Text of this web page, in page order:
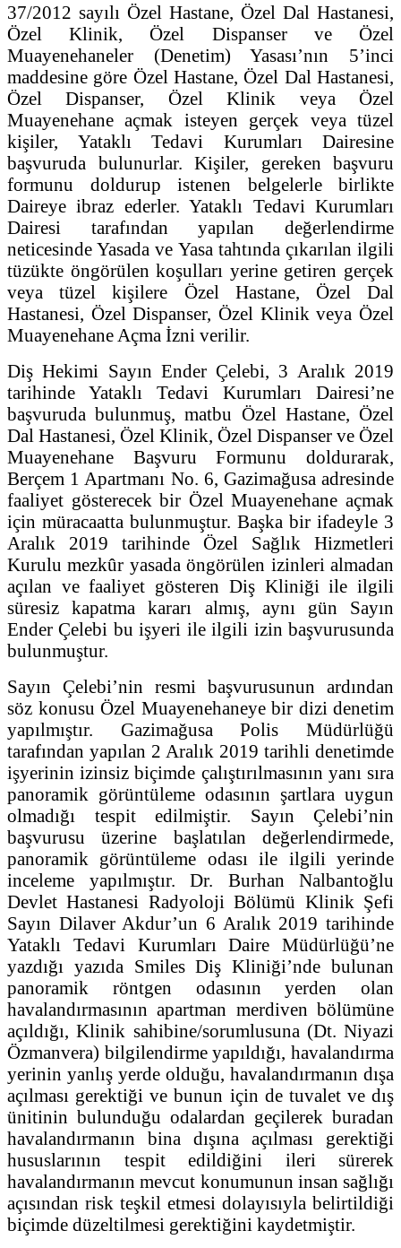
37/2012 sayılı Özel Hastane, Özel Dal Hastanesi,
Özel Klinik, Özel Dispanser ve Özel
Muayenehaneler (Denetim) Yasası’nın 5’inci
maddesine göre Özel Hastane, Özel Dal Hastanesi,
Özel Dispanser, Özel Klinik veya Özel
Muayenehane açmak isteyen gerçek veya tüzel
kişiler, Yataklı Tedavi Kurumları Dairesine
başvuruda bulunurlar. Kişiler, gereken başvuru
formunu doldurup istenen belgelerle birlikte
Daireye ibraz ederler. Yataklı Tedavi Kurumları
Dairesi tarafından yapılan değerlendirme
neticesinde Yasada ve Yasa tahtında çıkarılan ilgili
tüzükte öngörülen koşulları yerine getiren gerçek
veya tüzel kişilere Özel Hastane, Özel Dal
Hastanesi, Özel Dispanser, Özel Klinik veya Özel
Muayenehane Açma İzni verilir.
Diş Hekimi Sayın Ender Çelebi, 3 Aralık 2019
tarihinde Yataklı Tedavi Kurumları Dairesi’ne
başvuruda bulunmuş, matbu Özel Hastane, Özel
Dal Hastanesi, Özel Klinik, Özel Dispanser ve Özel
Muayenehane Başvuru Formunu doldurarak,
Berçem 1 Apartmanı No. 6, Gazimağusa adresinde
faaliyet gösterecek bir Özel Muayenehane açmak
için müracaatta bulunmuştur. Başka bir ifadeyle 3
Aralık 2019 tarihinde Özel Sağlık Hizmetleri
Kurulu mezkûr yasada öngörülen izinleri almadan
açılan ve faaliyet gösteren Diş Kliniği ile ilgili
süresiz kapatma kararı almış, aynı gün Sayın
Ender Çelebi bu işyeri ile ilgili izin başvurusunda
bulunmuştur.
Sayın Çelebi’nin resmi başvurusunun ardından
söz konusu Özel Muayenehaneye bir dizi denetim
yapılmıştır. Gazimağusa Polis Müdürlüğü
tarafından yapılan 2 Aralık 2019 tarihli denetimde
işyerinin izinsiz biçimde çalıştırılmasının yanı sıra
panoramik görüntüleme odasının şartlara uygun
olmadığı tespit edilmiştir. Sayın Çelebi’nin
başvurusu üzerine başlatılan değerlendirmede,
panoramik görüntüleme odası ile ilgili yerinde
inceleme yapılmıştır. Dr. Burhan Nalbantoğlu
Devlet Hastanesi Radyoloji Bölümü Klinik Şefi
Sayın Dilaver Akdur’un 6 Aralık 2019 tarihinde
Yataklı Tedavi Kurumları Daire Müdürlüğü’ne
yazdığı yazıda Smiles Diş Kliniği’nde bulunan
panoramik röntgen odasının yerden olan
havalandırmasının apartman merdiven bölümüne
açıldığı, Klinik sahibine/sorumlusuna (Dt. Niyazi
Özmanvera) bilgilendirme yapıldığı, havalandırma
yerinin yanlış yerde olduğu, havalandırmanın dışa
açılması gerektiği ve bunun için de tuvalet ve dış
ünitinin bulunduğu odalardan geçilerek buradan
havalandırmanın bina dışına açılması gerektiği
hususlarının tespit edildiğini ileri sürerek
havalandırmanın mevcut konumunun insan sağlığı
açısından risk teşkil etmesi dolayısıyla belirtildiği
biçimde düzeltilmesi gerektiğini kaydetmiştir.